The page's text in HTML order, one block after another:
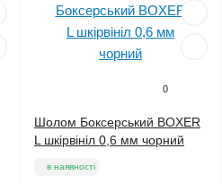
0
Шолом Боксерський BOXER
L шкірвініл 0,6 мм чорний
в наявності